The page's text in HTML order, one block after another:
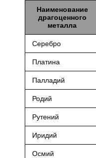
Наименование
драгоценного
металла
Серебро
Платина
Палладий
Родий
Рутений
Иридий
Осмий